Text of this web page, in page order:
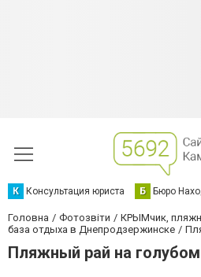
К Консультация юриста Б Бюро
Головна Фотозвіти
КРЫМчик,
база отдыха в Днепродзержинске
Пляжный рай на